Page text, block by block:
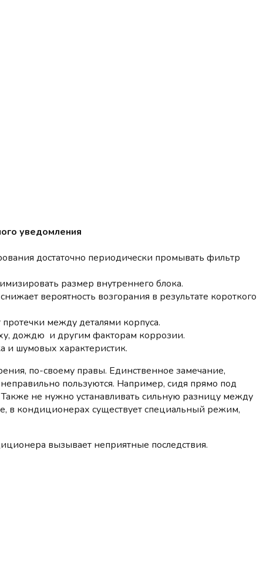
уведомления
достаточно периодически промывать фильтр
размер внутреннего блока.
вероятность возгорания в результате короткого
между деталями корпуса.
дождю и другим факторам коррозии.
и шумовых характеристик.
по-своему правы. Единственное замечание,
пользуются. Например, сидя прямо под
Также не нужно устанавливать сильную разницу между
в кондиционерах существует специальный режим,
вызывает неприятные последствия.